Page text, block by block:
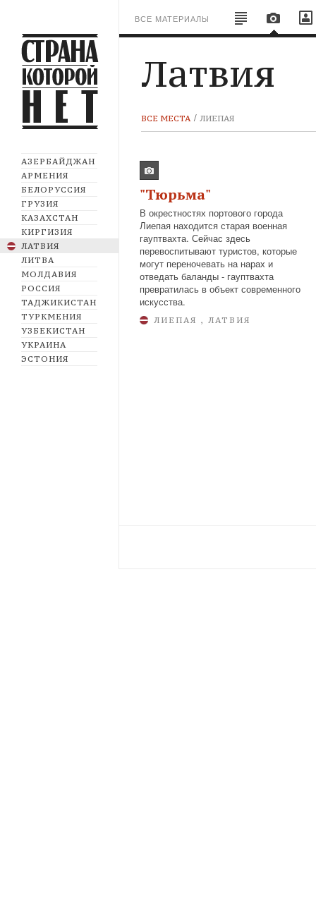
АЗЕРБАЙДЖАН
АРМЕНИЯ
БЕЛОРУССИЯ
ГРУЗИЯ
КАЗАХСТАН
КИРГИЗИЯ
ЛАТВИЯ
ЛИТВА
МОЛДАВИЯ
РОССИЯ
ТАДЖИКИСТАН
ТУРКМЕНИЯ
УЗБЕКИСТАН
УКРАИНА
ЭСТОНИЯ
ВСЕ МАТЕРИАЛЫ
Латвия
ВСЕ МЕСТА ЛИЕПАЯ
"Тюрьма"
В окрестностях портового города
Лиепая находится старая военная
гауптвахта. Сейчас здесь
перевоспитывают туристов, которые
могут переночевать на нарах и
отведать баланды - гауптвахта
превратилась в объект современного
искусства.
ЛИЕПАЯ , ЛАТВИЯ